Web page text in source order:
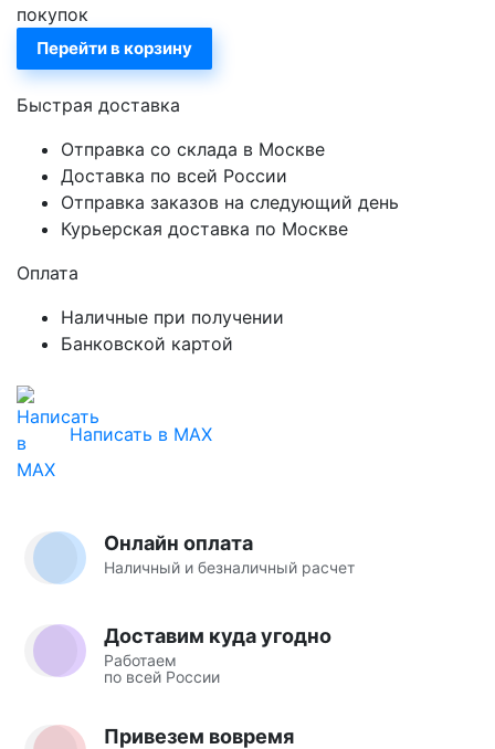
покупок
Перейти в корзину
Быстрая доставка
Отправка со склада в Москве
Доставка по всей России
Отправка заказов на следующий день
Курьерская доставка по Москве
Оплата
Наличные при получении
Банковской картой
Написать в MAX
Онлайн оплата
Наличный и безналичный расчет
Доставим куда угодно
Работаем
по всей России
Привезем вовремя